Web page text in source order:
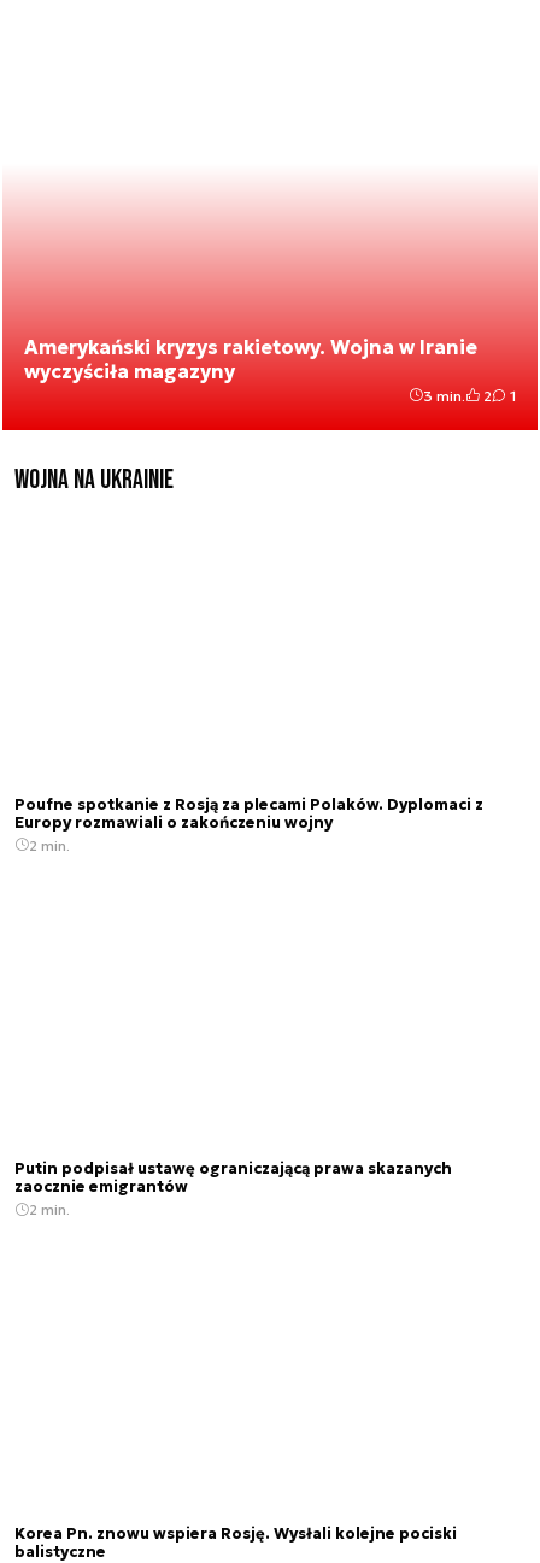
Amerykański kryzys rakietowy. Wojna w Iranie
wyczyściła magazyny
3 min. 2 1
Wojna na Ukrainie
Poufne spotkanie z Rosją za plecami Polaków. Dyplomaci z
Europy rozmawiali o zakończeniu wojny
2 min.
Putin podpisał ustawę ograniczającą prawa skazanych
zaocznie emigrantów
2 min.
Korea Pn. znowu wspiera Rosję. Wysłali kolejne pociski
balistyczne